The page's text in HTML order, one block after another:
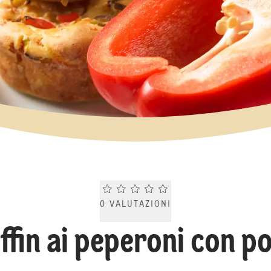
Current rating 0.0. Click to rate.
0 VALUTAZIONI
ai peperoni con